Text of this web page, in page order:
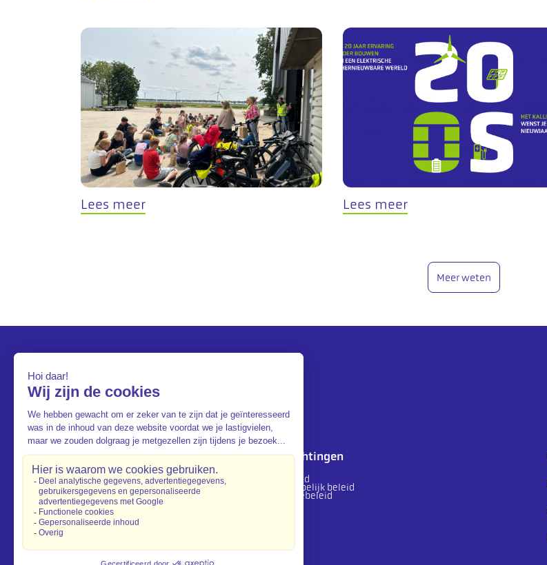
Lees meer Lees meer
Meer weten
Portret
Onze expertise
Onze waarden
Onze geschiedenis
Geen verplichtingen
Ons milieubeleid
Ons maatschappelijk beleid
Ons governancebeleid